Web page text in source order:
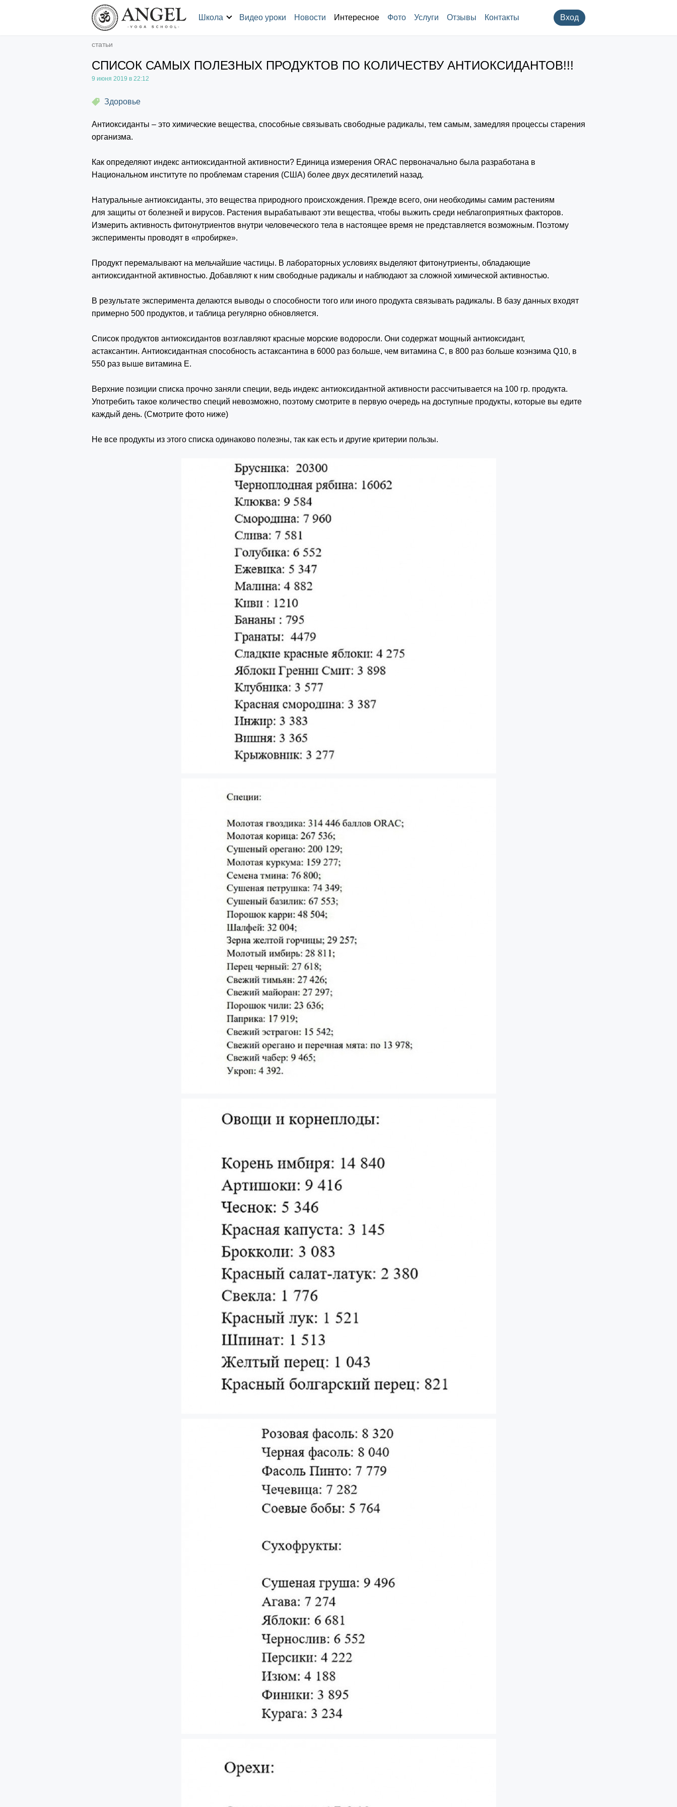
. Школа Видео уроки Новости Интересное Фото Услуги Отзывы Контакты Вход
статьи
СПИСОК САМЫХ ПОЛЕЗНЫХ ПРОДУКТОВ ПО КОЛИЧЕСТВУ АНТИОКСИДАНТОВ!!!
9 июня 2019 в 22:12
Здоровье
Антиоксиданты – это химические вещества, способные связывать свободные радикалы, тем самым, замедляя процессы старения
организма.
Как определяют индекс антиоксидантной активности? Единица измерения ORAC первоначально была разработана в
Национальном институте по проблемам старения (США) более двух десятилетий назад.
Натуральные антиоксиданты, это вещества природного происхождения. Прежде всего, они необходимы самим растениям
для защиты от болезней и вирусов. Растения вырабатывают эти вещества, чтобы выжить среди неблагоприятных факторов.
Измерить активность фитонутриентов внутри человеческого тела в настоящее время не представляется возможным. Поэтому
эксперименты проводят в «пробирке».
Продукт перемалывают на мельчайшие частицы. В лабораторных условиях выделяют фитонутриенты, обладающие
антиоксидантной активностью. Добавляют к ним свободные радикалы и наблюдают за сложной химической активностью.
В результате эксперимента делаются выводы о способности того или иного продукта связывать радикалы. В базу данных входят
примерно 500 продуктов, и таблица регулярно обновляется.
Список продуктов антиоксидантов возглавляют красные морские водоросли. Они содержат мощный антиоксидант,
астаксантин. Антиоксидантная способность астаксантина в 6000 раз больше, чем витамина С, в 800 раз больше коэнзима Q10, в
550 раз выше витамина Е.
Верхние позиции списка прочно заняли специи, ведь индекс антиоксидантной активности рассчитывается на 100 гр. продукта.
Употребить такое количество специй невозможно, поэтому смотрите в первую очередь на доступные продукты, которые вы едите
каждый день. (Смотрите фото ниже)
Не все продукты из этого списка одинаково полезны, так как есть и другие критерии пользы.